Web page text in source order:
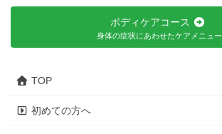
ボディケアコース
身体の症状にあわせたケアメニュー
TOP
初めての方へ